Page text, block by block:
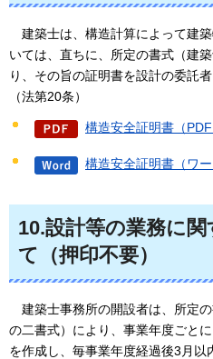
建築士は、構造計算によって建
いては、直ちに、所定の書式（建
り、その旨の証明書を設計の委託
（法第20条）
構造安全証明書（PDF
構造安全証明書（ワー
10.設計等の業務に
て（押印不要）
建築士事務所の開設者は、所定
の二書式）により、事業年度ごと
を作成し、毎事業年度経過後3月以